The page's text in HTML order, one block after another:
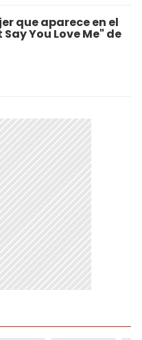
que aparece en el
You Love Me" de